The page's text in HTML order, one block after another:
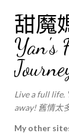
甜魔
Yan's
Live a full life.
away! 舊情太
My other